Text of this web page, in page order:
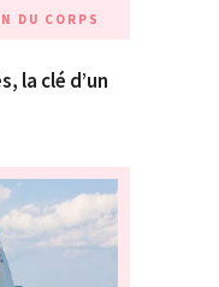
DU CORPS
la clé d’un